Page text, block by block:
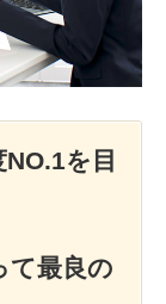
を目
て最良の